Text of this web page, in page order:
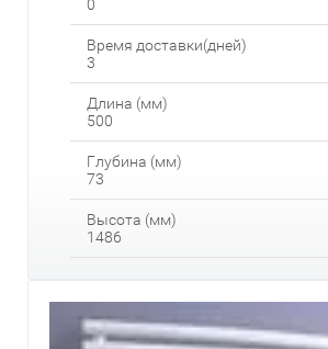
0
Время доставки(дней)
3
Длина (мм)
500
Глубина (мм)
73
Высота (мм)
1486